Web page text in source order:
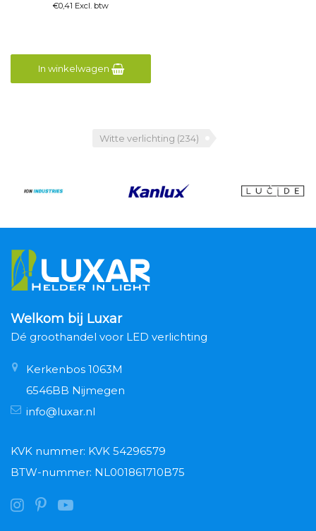
€0,41 Excl. btw
In winkelwagen
Witte verlichting (234)
Welkom bij Luxar
Dé groothandel voor LED verlichting
Kerkenbos 1063M
6546BB Nijmegen
info@luxar.nl
KVK nummer: KVK 54296579
BTW-nummer: NL001861710B75